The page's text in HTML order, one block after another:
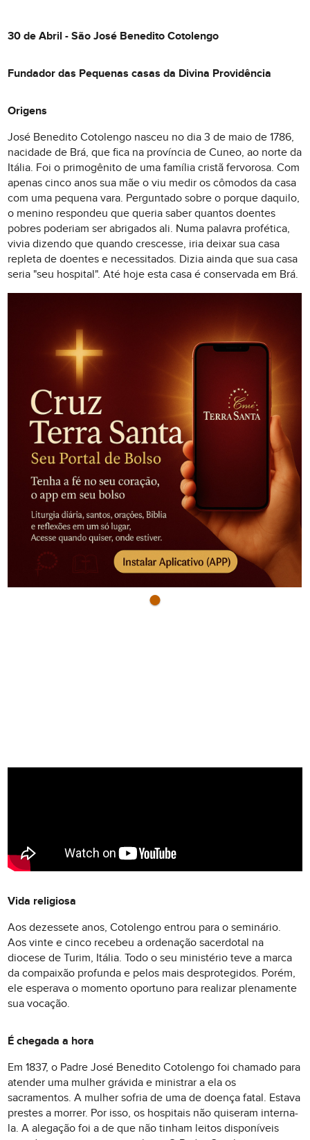
30 de Abril - São José Benedito Cotolengo
Fundador das Pequenas casas da Divina Providência
Origens
José Benedito Cotolengo nasceu no dia 3 de maio de 1786,
nacidade de Brá, que fica na província de Cuneo, ao norte da
Itália. Foi o primogênito de uma família cristã fervorosa. Com
apenas cinco anos sua mãe o viu medir os cômodos da casa
com uma pequena vara. Perguntado sobre o porque daquilo,
o menino respondeu que queria saber quantos doentes
pobres poderiam ser abrigados ali. Numa palavra profética,
vivia dizendo que quando crescesse, iria deixar sua casa
repleta de doentes e necessitados. Dizia ainda que sua casa
seria "seu hospital". Até hoje esta casa é conservada em Brá.
Vida religiosa
Aos dezessete anos, Cotolengo entrou para o seminário.
Aos vinte e cinco recebeu a ordenação sacerdotal na
diocese de Turim, Itália. Todo o seu ministério teve a marca
da compaixão profunda e pelos mais desprotegidos. Porém,
ele esperava o momento oportuno para realizar plenamente
sua vocação.
É chegada a hora
Em 1837, o Padre José Benedito Cotolengo foi chamado para
atender uma mulher grávida e ministrar a ela os
sacramentos. A mulher sofria de uma de doença fatal. Estava
prestes a morrer. Por isso, os hospitais não quiseram interna-
la. A alegação foi a de que não tinham leitos disponíveis